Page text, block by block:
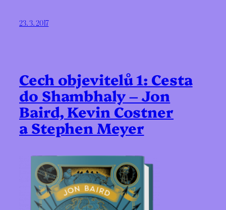
23. 3. 2017
Cech objevitelů 1: Cesta
do Shambhaly – Jon
Baird, Kevin Costner
a Stephen Meyer